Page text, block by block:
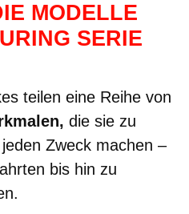
MODELLE
SERIE
teilen eine Reihe von
die sie zu
Zweck machen –
bis hin zu